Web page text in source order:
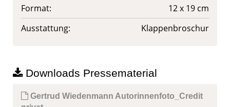
Format:
12 x 19 cm
Ausstattung:
Klappenbroschur
Downloads Pressematerial
Gertrud Wiedenmann Autorinnenfoto_Credit